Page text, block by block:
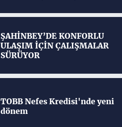
ŞAHİNBEY’DE KONFORLU
ULAŞIM İÇİN ÇALIŞMALAR
SÜRÜYOR
TOBB Nefes Kredisi'nde yeni
dönem